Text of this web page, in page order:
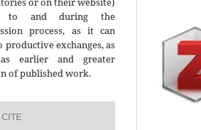
to and during the
process, as it can
productive exchanges, as
earlier and greater
of published work.